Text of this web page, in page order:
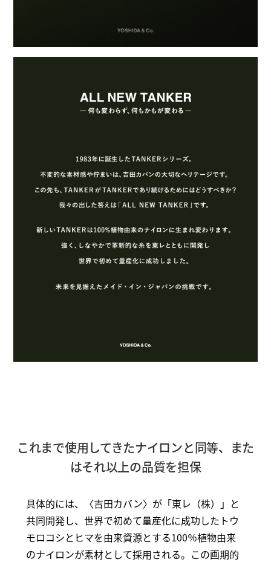
これまで使用してきたナイロンと同等、また
はそれ以上の品質を担保
具体的には、〈吉田カバン〉が「東レ（株）」と
共同開発し、世界で初めて量産化に成功したトウ
モロコシとヒマを由来資源とする100％植物由来
のナイロンが素材として採用される。この画期的